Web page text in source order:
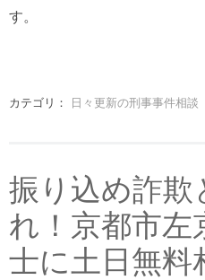
す。
カテゴリ： 日々更新の刑事事件相談
振り込め詐欺
れ！京都市左
士に土日無料